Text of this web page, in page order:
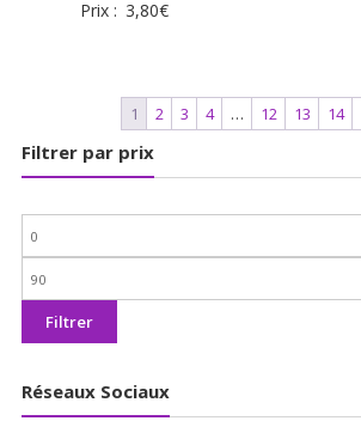
Prix : 3,80€
1 2 3 4 … 12 13 14
Filtrer par prix
Prix
min
Prix
max
Filtrer
Réseaux Sociaux